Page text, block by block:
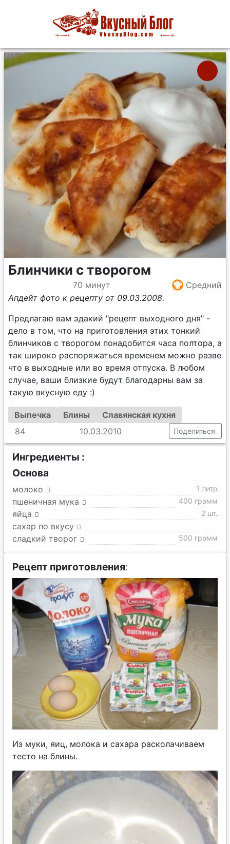
Блинчики с творогом
70 минут
Средний
Апдейт фото к рецепту от 09.03.2008.
Предлагаю вам эдакий "рецепт выходного дня" -
дело в том, что на приготовления этих тонкий
блинчиков с творогом понадобится часа полтора, а
так широко распоряжаться временем можно разве
что в выходные или во время отпуска. В любом
случае, ваши близкие будут благодарны вам за
такую вкусную еду :)
Выпечка Блины
Славянская кухня
84
10.03.2010 Поделиться
Ингредиенты :
Основа
молоко 1 литр
пшеничная мука 400 грамм
яйца 2 шт.
сахар по вкусу
сладкий творог
500 грамм
Рецепт приготовления:
Из муки, яиц, молока и сахара расколачиваем
тесто на блины.